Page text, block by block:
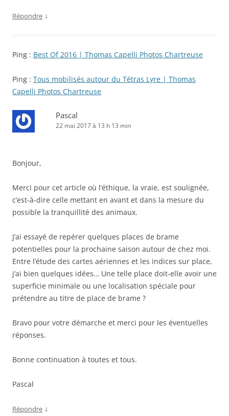
Répondre ↓
Ping : Best Of 2016 | Thomas Capelli Photos Chartreuse
Ping : Tous mobilisés autour du Tétras Lyre | Thomas
Capelli Photos Chartreuse
Pascal
22 mai 2017 à 13 h 13 min
Bonjour,
Merci pour cet article où l’éthique, la vraie, est soulignée,
c’est-à-dire celle mettant en avant et dans la mesure du
possible la tranquillité des animaux.
J’ai essayé de repérer quelques places de brame
potentielles pour la prochaine saison autour de chez moi.
Entre l’étude des cartes aériennes et les indices sur place,
j’ai bien quelques idées… Une telle place doit-elle avoir une
superficie minimale ou une localisation spéciale pour
prétendre au titre de place de brame ?
Bravo pour votre démarche et merci pour les éventuelles
réponses.
Bonne continuation à toutes et tous.
Pascal
Répondre ↓